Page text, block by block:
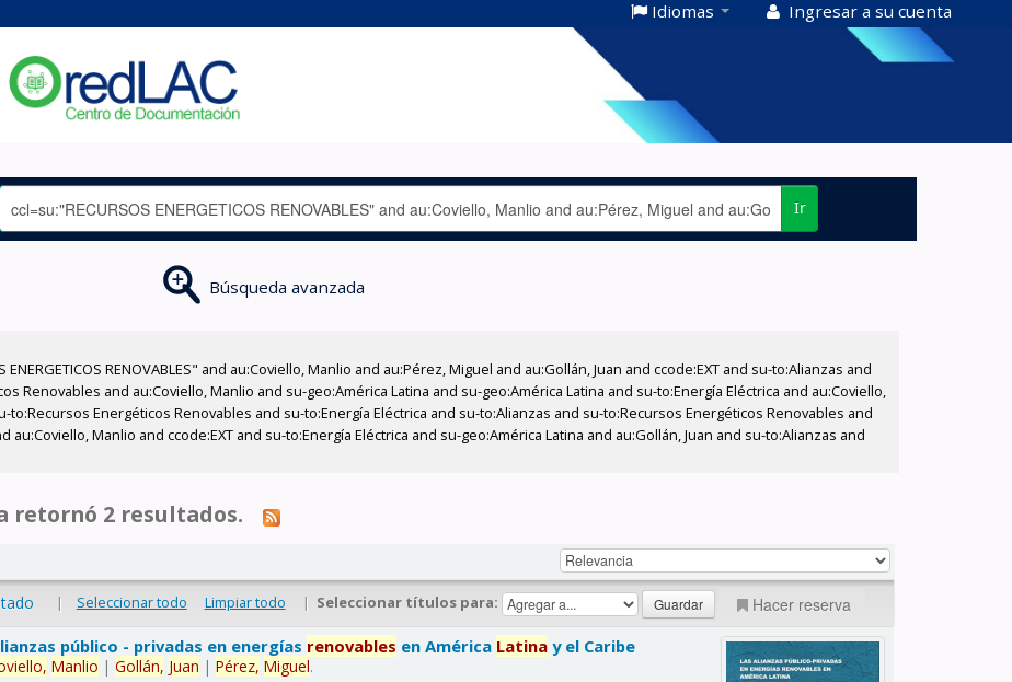
Idiomas Ingresar a su cuenta
Ir
Búsqueda avanzada
RENOVABLES" and au:Coviello, Manlio and au:Pérez, Miguel and au:Gollán, Juan and ccode:EXT and su-to:Alianzas and
Renovables and au:Coviello, Manlio and su-geo:América Latina and su-geo:América Latina and su-to:Energía Eléctrica and au:Coviello,
to:Recursos Energéticos Renovables and su-to:Energía Eléctrica and su-to:Alianzas and su-to:Recursos Energéticos Renovables and
au:Coviello, Manlio and ccode:EXT and su-to:Energía Eléctrica and su-geo:América Latina and au:Gollán, Juan and su-to:Alianzas and
retornó 2 resultados.
| Seleccionar todo Limpiar todo | Seleccionar títulos para: Hacer reserva
público - privadas en energías renovables en América Latina y el Caribe
Manlio |Gollán, Juan |Pérez, Miguel.